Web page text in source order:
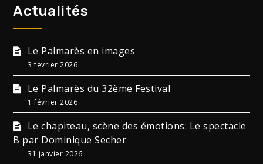
Actualités
Le Palmarès en images
3 février 2026
Le Palmarès du 32ème Festival
1 février 2026
Le chapiteau, scène des émotions: Le spectacle
B par Dominique Secher
31 janvier 2026